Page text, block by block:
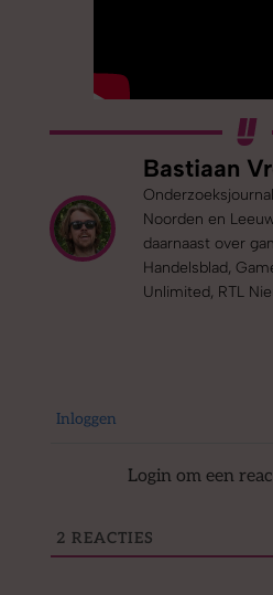
Bastiaan
Noorden en
daarnaast over
Handelsblad,
Unlimited, RTL
Inloggen
Login om een
2 REACTIES